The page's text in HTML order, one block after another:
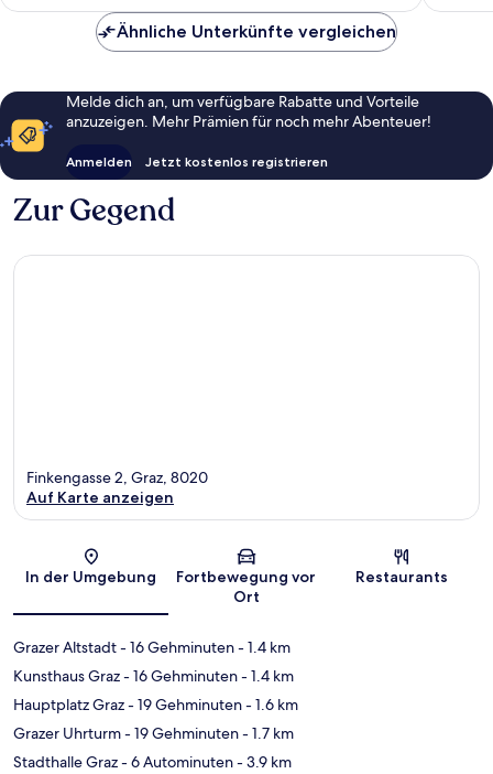
Ähnliche Unterkünfte vergleichen
Melde dich an, um verfügbare Rabatte und Vorteile
anzuzeigen. Mehr Prämien für noch mehr Abenteuer!
Anmelden Jetzt kostenlos registrieren
Zur Gegend
Karte
Finkengasse 2, Graz, 8020
Auf Karte anzeigen
In der Umgebung
Fortbewegung vor
Ort
Restaurants
Grazer Altstadt- 16 Gehminuten- 1.4 km
Kunsthaus Graz- 16 Gehminuten- 1.4 km
Hauptplatz Graz- 19 Gehminuten- 1.6 km
Grazer Uhrturm- 19 Gehminuten- 1.7 km
Stadthalle Graz- 6 Autominuten- 3.9 km